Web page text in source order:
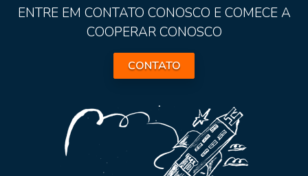
ENTRE EM CONTATO CONOSCO E COMECE A
COOPERAR CONOSCO
CONTATO